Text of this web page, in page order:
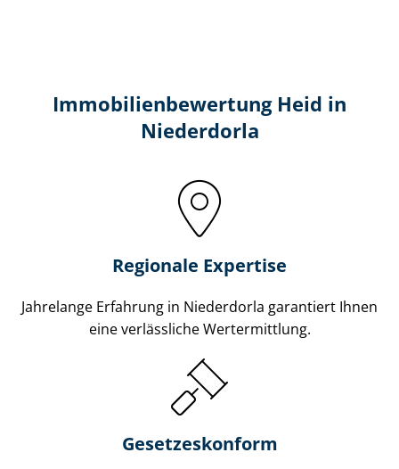
Immobilien­bewertung Heid in
Niederdorla
Regionale Expertise
Jahrelange Erfahrung in Niederdorla garantiert Ihnen
eine verlässliche Wertermittlung.
Gesetzes­konform